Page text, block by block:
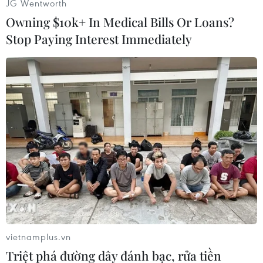
#Hải Dương
#Xuất khẩu vải thiều
Hải Dương
TP. Hải Phòng
Nhật Bản
Singapore
Sầu riêng Việt Nam trước
cơ hội mở rộng thị trường
chiều, tăng 600.000 đồng
JG Wentworth
Owning $10k+ In Medical Bills Or Loans?
Stop Paying Interest Immediately
vietnamplus.vn
Triệt phá đường dây đánh bạc, rửa tiền